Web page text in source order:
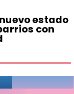
estado
con